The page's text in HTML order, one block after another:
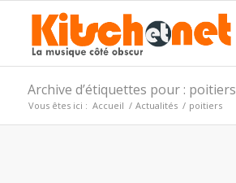
Archive d’étiquettes pour : poitiers
Vous êtes ici : Accueil / Actualités / poitiers